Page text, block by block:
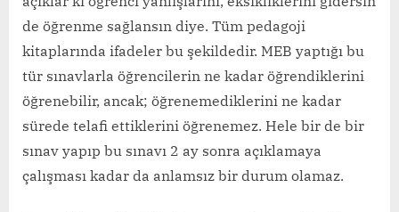
de öğrenme sağlansın diye. Tüm pedagoji
kitaplarında ifadeler bu şekildedir. MEB yaptığı bu
tür sınavlarla öğrencilerin ne kadar öğrendiklerini
öğrenebilir, ancak; öğrenemediklerini ne kadar
sürede telafi ettiklerini öğrenemez. Hele bir de bir
sınav yapıp bu sınavı 2 ay sonra açıklamaya
çalışması kadar da anlamsız bir durum olamaz.